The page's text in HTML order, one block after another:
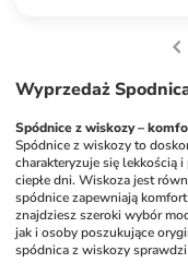
Wyprzedaż
Spódnice z wiskozy –
Spódnice z wiskozy to
charakteryzuje się lekkością
ciepłe dni. Wiskoza jest
spódnice zapewniają
znajdziesz szeroki wybór
jak i osoby poszukujące
spódnica z wiskozy